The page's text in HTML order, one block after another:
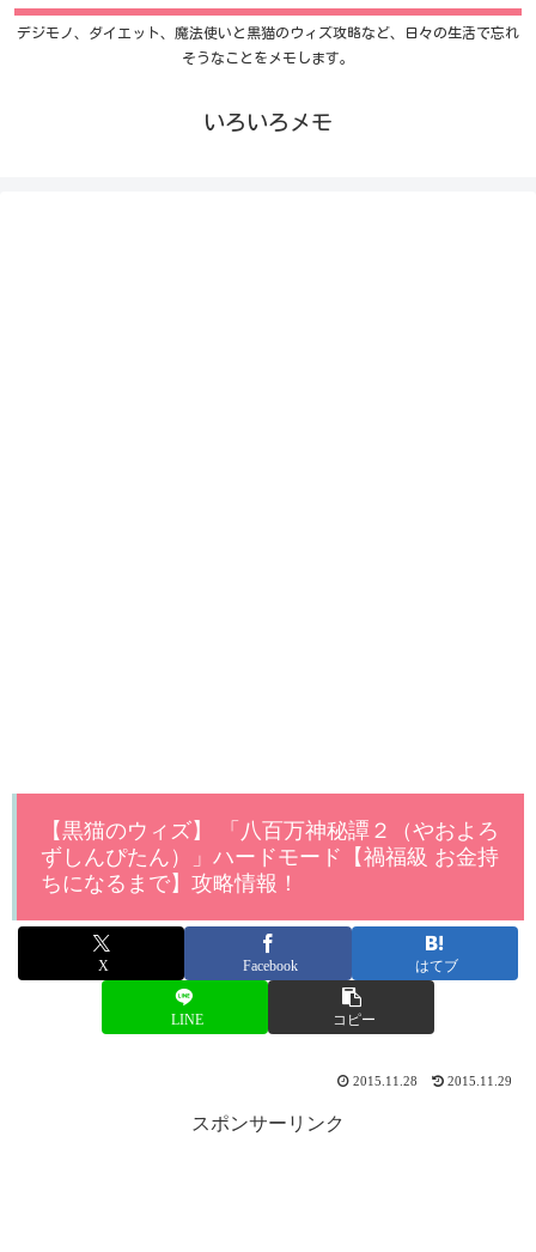
デジモノ、ダイエット、魔法使いと黒猫のウィズ攻略など、日々の生活で忘れ
そうなことをメモします。
いろいろメモ
【黒猫のウィズ】 「八百万神秘譚２（やおよろ
ずしんぴたん）」ハードモード【禍福級 お金持
ちになるまで】攻略情報！
X Facebook はてブ
LINE コピー
2015.11.28 2015.11.29
スポンサーリンク